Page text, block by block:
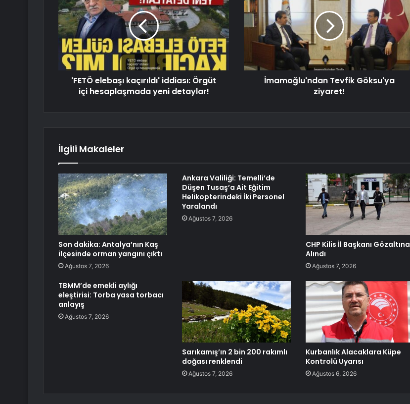
'FETÖ elebaşı kaçırıldı' iddiası: Örgüt
içi hesaplaşmada yeni detaylar!
İmamoğlu'ndan Tevfik Göksu'ya
ziyaret!
İlgili Makaleler
Son dakika: Antalya’nın Kaş
ilçesinde orman yangını çıktı
Ağustos 7, 2026
Ankara Valiliği: Temelli’de
Düşen Tusaş’a Ait Eğitim
Helikopterindeki İki Personel
Yaralandı
Ağustos 7, 2026
CHP Kilis İl Başkanı Gözaltına
Alındı
Ağustos 7, 2026
TBMM’de emekli aylığı
eleştirisi: Torba yasa torbacı
anlayış
Ağustos 7, 2026
Sarıkamış’ın 2 bin 200 rakımlı
doğası renklendi
Ağustos 7, 2026
Kurbanlık Alacaklara Küpe
Kontrolü Uyarısı
Ağustos 6, 2026